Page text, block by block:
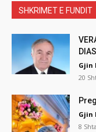
SHKRIMET E FUNDIT
Gjin
20
Gjin
8